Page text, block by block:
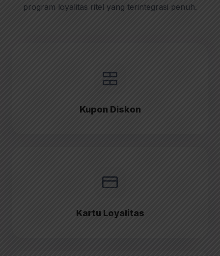
program loyalitas ritel yang terintegrasi penuh.
Kupon Diskon
Kartu Loyalitas